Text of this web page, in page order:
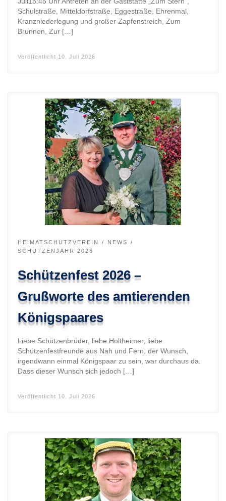
Schulstraße, Mitteldorfstraße, Eggestraße, Ehrenmal,
Kranzniederlegung und großer Zapfenstreich, Zum
Brunnen, Zur […]
Veröffentlicht 10. Juli 2026
HEIMATSCHUTZVEREIN
NEWS
SCHÜTZENJAHR 2026
Schützenfest 2026 –
Grußworte des amtierenden
Königspaares
Liebe Schützenbrüder, liebe Holtheimer, liebe
Schützenfestfreunde aus Nah und Fern, der Wunsch,
irgendwann einmal Königspaar zu sein, war durchaus da.
Dass dieser Wunsch sich jedoch […]
Veröffentlicht 10. Juli 2026